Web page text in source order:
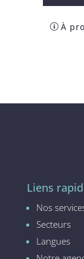
À
Liens
Nos
Secteurs
Langues